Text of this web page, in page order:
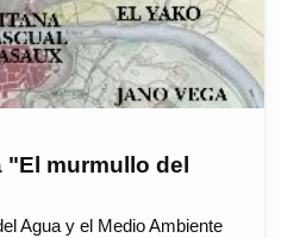
murmullo del
Agua y el Medio Ambiente